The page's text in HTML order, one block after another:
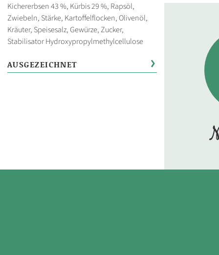
Kichererbsen 43 %, Kürbis 29 %, Rapsöl,
Zwiebeln, Stärke, Kartoffelflocken, Olivenöl,
Kräuter, Speisesalz, Gewürze, Zucker,
Stabilisator Hydroxypropylmethylcellulose
AUSGEZEICHNET